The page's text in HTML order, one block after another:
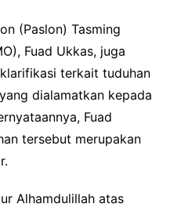
(Paslon) Tasming
Fuad Ukkas, juga
terkait tuduhan
dialamatkan kepada
Fuad
tersebut merupakan
Alhamdulillah atas